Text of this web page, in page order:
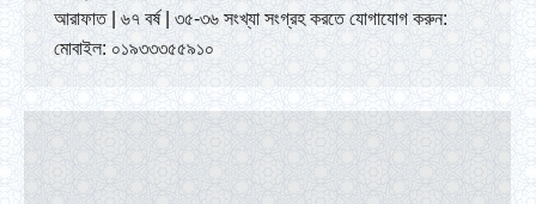
আরাফাত | ৬৭ বর্ষ | ৩৫-৩৬ সংখ্যা সংগ্রহ করতে যোগাযোগ করুন:
মোবাইল: ০১৯৩৩৩৫৫৯১০